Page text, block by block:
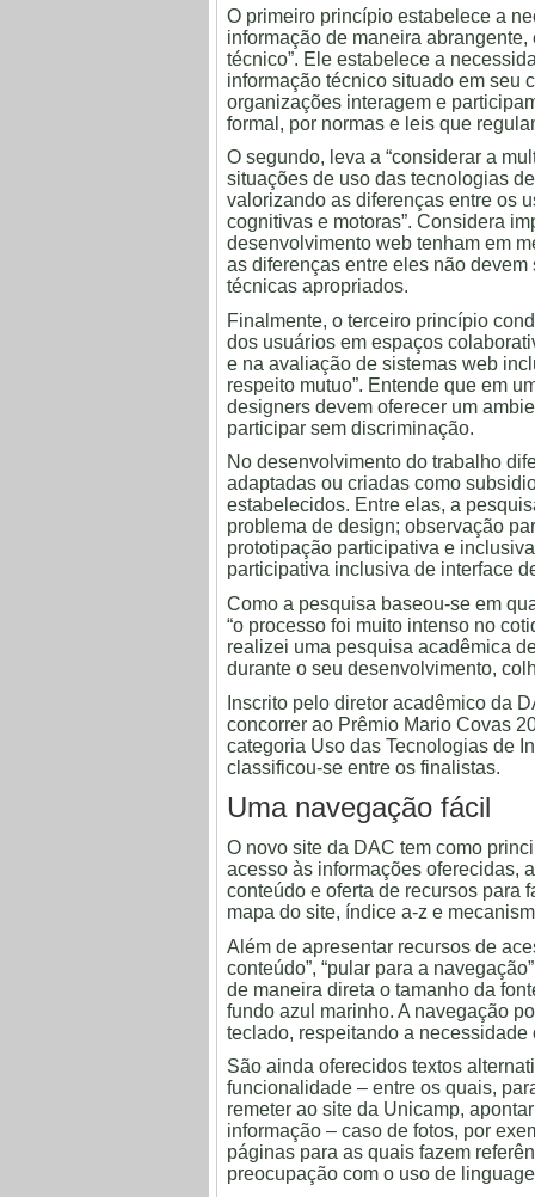
O primeiro princípio estabelece a
informação de maneira
técnico”. Ele estabelece a
informação técnico situado em seu
organizações interagem e
formal, por normas e leis que
O segundo, leva a “considerar a
situações de uso das tecnologias
valorizando as diferenças entre os
cognitivas e motoras”. Considera
desenvolvimento web tenham em
as diferenças entre eles não
técnicas apropriados.
Finalmente, o terceiro princípio
dos usuários em espaços
e na avaliação de sistemas web
respeito mutuo”. Entende que em
designers devem oferecer um
participar sem discriminação.
No desenvolvimento do trabalho
adaptadas ou criadas como
estabelecidos. Entre elas, a
problema de design; observação
prototipação participativa e
participativa inclusiva de interface
Como a pesquisa baseou-se em
“o processo foi muito intenso no
realizei uma pesquisa acadêmica
durante o seu desenvolvimento,
Inscrito pelo diretor acadêmico da
concorrer ao Prêmio Mario Covas
categoria Uso das Tecnologias de
classificou-se entre os finalistas.
Uma navegação fácil
O novo site da DAC tem como
acesso às informações oferecidas,
conteúdo e oferta de recursos para
mapa do site, índice a-z e
Além de apresentar recursos de
conteúdo”, “pular para a
de maneira direta o tamanho da
fundo azul marinho. A navegação
teclado, respeitando a
São ainda oferecidos textos
funcionalidade – entre os quais,
remeter ao site da Unicamp,
informação – caso de fotos, por
páginas para as quais fazem
preocupação com o uso de